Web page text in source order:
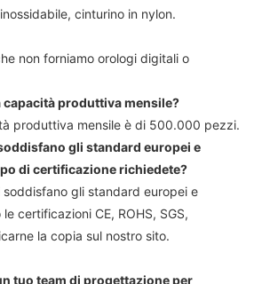
cinturino in nylon.
non forniamo orologi digitali o
capacità produttiva mensile?
produttiva mensile è di 500.000 pezzi.
gli standard europei e
di certificazione richiedete?
soddisfano gli standard europei e
certificazioni CE, ROHS, SGS,
la copia sul nostro sito.
tuo team di progettazione per